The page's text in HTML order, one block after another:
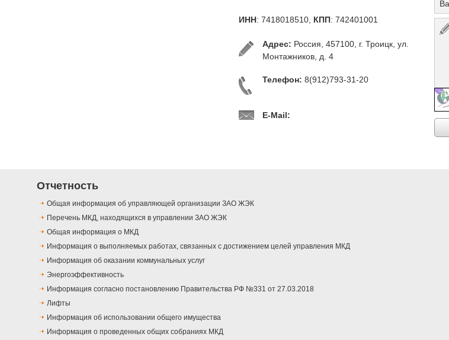
ИНН: 7418018510, КПП: 742401001
Адрес: Россия, 457100, г. Троицк, ул.
Монтажников, д. 4
Телефон: 8(912)793-31-20
E-Mail:
Отчетность
Общая информация об управляющей организации ЗАО ЖЭК
Перечень МКД, находящихся в управлении ЗАО ЖЭК
Общая информация о МКД
Информация о выполняемых работах, связанных с достижением целей управления МКД
Информация об оказании коммунальных услуг
Энергоэффективность
Информация согласно постановлению Правительства РФ №331 от 27.03.2018
Лифты
Информация об использовании общего имущества
Информация о проведенных общих собраниях МКД